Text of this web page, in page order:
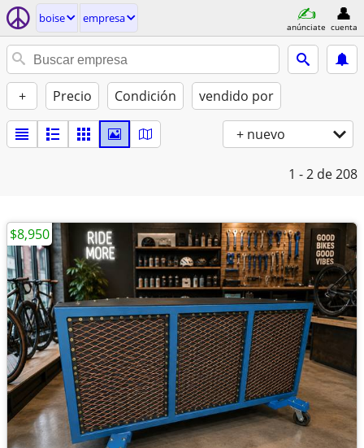
boise empresa
anúnciate cuenta
+ Precio Condición vendido por
+ nuevo
1 - 2 de 208
$8,950